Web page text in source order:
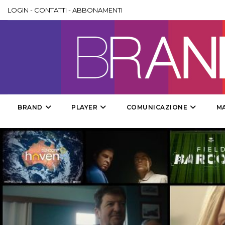
LOGIN - CONTATTI -ABBONAMENTI
BRAND PLAYER COMUNICAZIONE